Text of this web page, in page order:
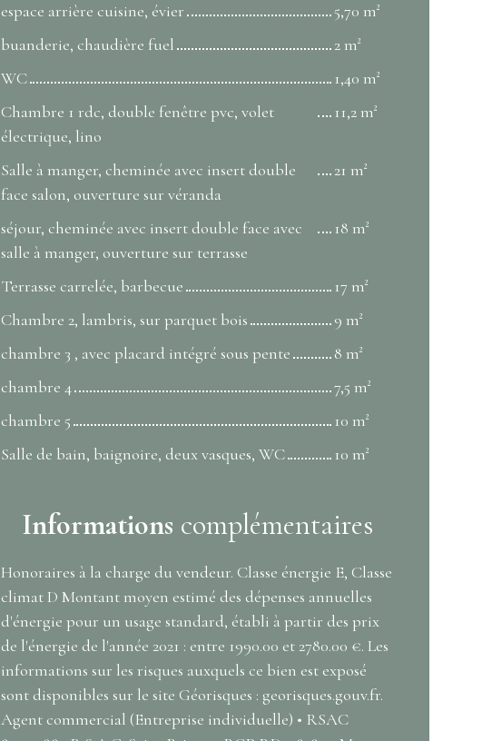
espace arrière cuisine, évier
5,70 m²
buanderie, chaudière fuel
2 m²
WC
1,40 m²
Chambre 1 rdc, double fenêtre pvc, volet
électrique, lino
11,2 m²
Salle à manger, cheminée avec insert double
face salon, ouverture sur véranda
21 m²
séjour, cheminée avec insert double face avec
salle à manger, ouverture sur terrasse
18 m²
Terrasse carrelée, barbecue
17 m²
Chambre 2, lambris, sur parquet bois
9 m²
chambre 3 , avec placard intégré sous pente
8 m²
chambre 4
7,5 m²
chambre 5
10 m²
Salle de bain, baignoire, deux vasques, WC
10 m²
Informations complémentaires
Honoraires à la charge du vendeur. Classe énergie E, Classe
climat D Montant moyen estimé des dépenses annuelles
d'énergie pour un usage standard, établi à partir des prix
de l'énergie de l'année 2021 : entre 1990.00 et 2780.00 €. Les
informations sur les risques auxquels ce bien est exposé
sont disponibles sur le site Géorisques : georisques.gouv.fr.
Agent commercial (Entreprise individuelle) • RSAC